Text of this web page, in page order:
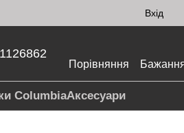
Вхід
Порівняння
ColumbiaАксесуари